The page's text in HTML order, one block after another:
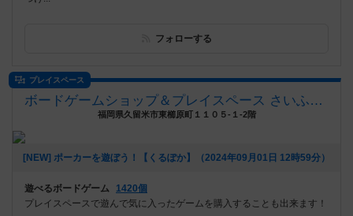
フォローする
プレイスペース
ボードゲームショップ＆プレイスペース さいふる[xi-full]
福岡県久留米市東櫛原町１１０５-１-2階
[NEW] ポーカーを遊ぼう！【くるぽか】（2024年09月01日 12時59分）
遊べるボードゲーム
1420個
プレイスペースで遊んで気に入ったゲームを購入することも出来ます！